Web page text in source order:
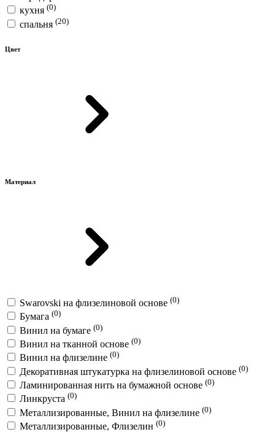
кухня (0)
спальня (20)
Цвет
Материал
Swarovski на флизелиновой основе (0)
Бумага (0)
Винил на бумаге (0)
Винил на тканной основе (0)
Винил на флизелине (0)
Декоративная штукатурка на флизелиновой основе (0)
Ламинированная нить на бумажной основе (0)
Линкруста (0)
Металлизированные, Винил на флизелине (0)
Металлизированные, Флизелин (0)